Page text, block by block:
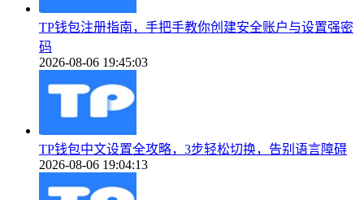
TP钱包注册指南，手把手教你创建安全账户与设置强密
码
2026-08-06 19:45:03
TP钱包中文设置全攻略，3步轻松切换，告别语言障碍
2026-08-06 19:04:13